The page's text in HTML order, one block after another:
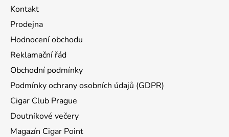
Kontakt
Prodejna
Hodnocení obchodu
Reklamační řád
Obchodní podmínky
Podmínky ochrany osobních údajů (GDPR)
Cigar Club Prague
Doutníkové večery
Magazín Cigar Point